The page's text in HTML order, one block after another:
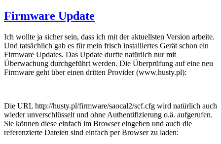
Firmware Update
Ich wollte ja sicher sein, dass ich mit der aktuellsten Version arbeite.
Und tatsächlich gab es für mein frisch installiertes Gerät schon ein
Firmware Updates. Das Update durfte natürlich nur mit
Überwachung durchgeführt werden. Die Überprüfung auf eine neu
Firmware geht über einen dritten Provider (www.husty.pl):
Die URL http://husty.pl/firmware/saocal2/scf.cfg wird natürlich auch
wieder unverschlüsselt und ohne Authentifizierung o.ä. aufgerufen.
Sie können diese einfach im Browser eingeben und auch die
referenzierte Dateien sind einfach per Browser zu laden: